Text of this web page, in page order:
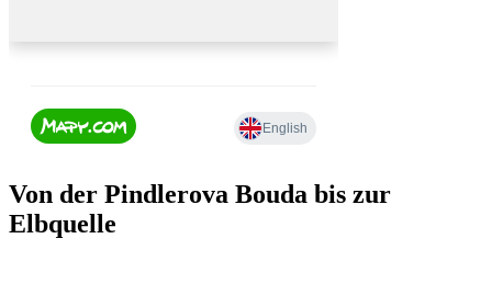
Von der Pindlerova Bouda bis zur
Elbquelle